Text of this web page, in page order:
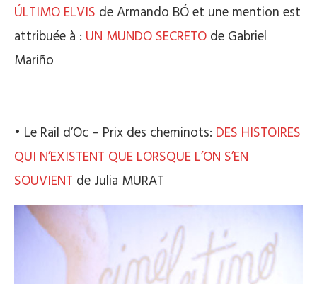
ÚLTIMO ELVIS de Armando BÓ et une mention est
attribuée à : UN MUNDO SECRETO de Gabriel
Mariño
• Le Rail d’Oc – Prix des cheminots: DES HISTOIRES
QUI N’EXISTENT QUE LORSQUE L’ON S’EN
SOUVIENT de Julia MURAT